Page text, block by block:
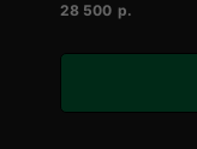
28 500 р.